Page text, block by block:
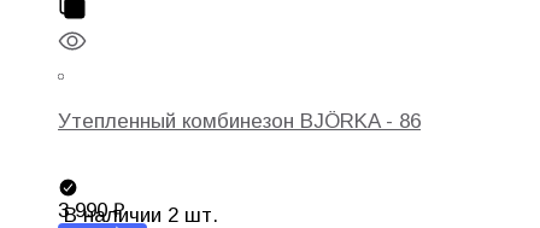
Утепленный комбинезон BJÖRKA - 86
В наличии 2 шт.
3 990